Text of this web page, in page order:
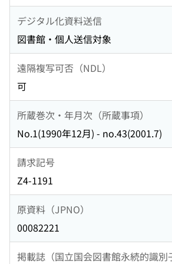
デジタル化資料送信
図書館・個人送信対象
遠隔複写可否（NDL）
可
所蔵巻次・年月次（所蔵事項）
No.1(1990年12月) - no.43(2001.7)
請求記号
Z4-1191
原資料（JPNO）
00082221
掲載誌（国立国会図書館永続的識別